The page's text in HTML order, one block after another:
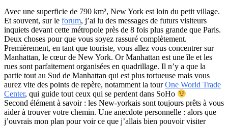
Avec une superficie de 790 km², New York est loin du petit village.
Et souvent, sur le forum, j’ai lu des messages de futurs visiteurs
inquiets devant cette métropole près de 8 fois plus grande que Paris.
Deux choses pour que vous soyez rassuré complètement.
Premièrement, en tant que touriste, vous allez vous concentrer sur
Manhattan, le cœur de New York. Or Manhattan est une île et les
rues sont parfaitement organisées en quadrillage. Il n’y a que la
partie tout au Sud de Manhattan qui est plus tortueuse mais vous
aurez vite des points de repère, notamment la tourOne World Trade
Center, qui guide tout ceux qui se perdent dans SoHo
Second élément à savoir : les New-yorkais sont toujours prêts à vous
aider à trouver votre chemin. Une anecdote personnelle : alors que
j’ouvrais mon plan pour voir ce que j’allais bien pouvoir visiter